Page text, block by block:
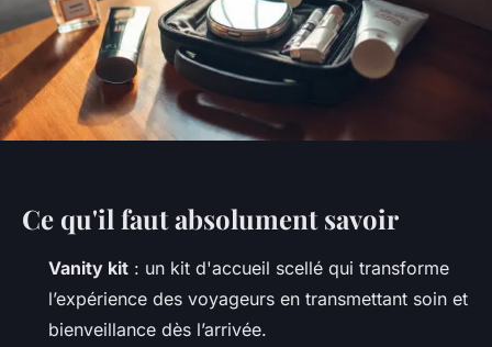
Ce qu'il faut absolument savoir
Vanity kit : un kit d'accueil scellé qui transforme
l’expérience des voyageurs en transmettant soin et
bienveillance dès l’arrivée.